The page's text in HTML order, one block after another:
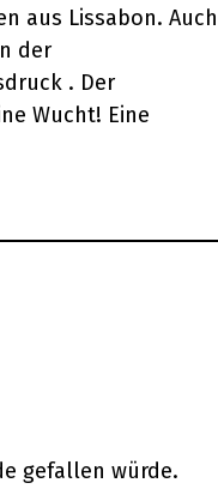
aus Lissabon. Auch
der
. Der
Wucht! Eine
gefallen würde.